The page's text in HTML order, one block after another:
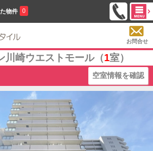
物件 0
お問合せ
川崎ウエストモール（1室）
空室情報を確認